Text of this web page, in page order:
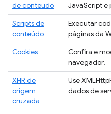
de conteúdo
JavaScript e
Scripts de
conteúdo
Executar
páginas da
Cookies
Confira e
navegador.
XHR de
origem
cruzada
Use
dados de